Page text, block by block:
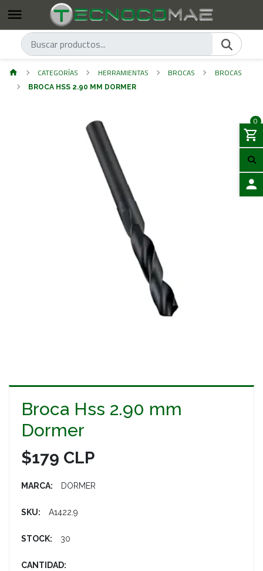
0
CATEGORÍAS HERRAMIENTAS BROCAS BROCAS
BROCA HSS 2.90 MM DORMER
Broca Hss 2.90 mm
Dormer
$179 CLP
MARCA: DORMER
SKU: A1422.9
STOCK: 30
CANTIDAD: